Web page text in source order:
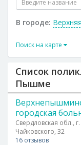
В городе:
Поиск на карте
Список
Пышме
городская
Свердловская обл.,
Чайковского, 32
16 отзывов